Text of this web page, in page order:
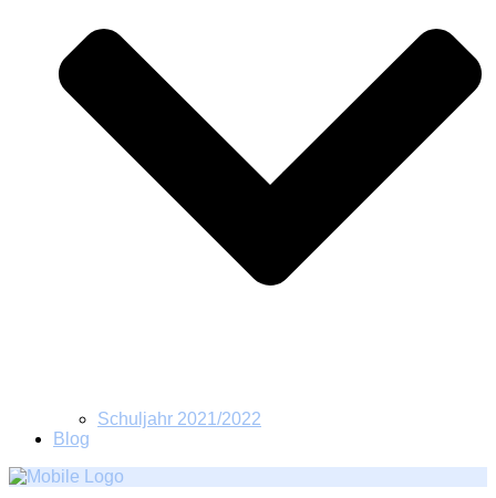
Schuljahr 2021/2022
Blog